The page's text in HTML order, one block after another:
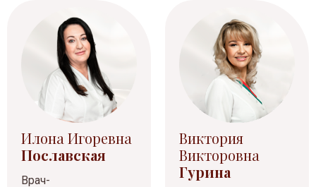
Илона Игоревна
Пославская
Врач-
Виктория
Викторовна
Гурина